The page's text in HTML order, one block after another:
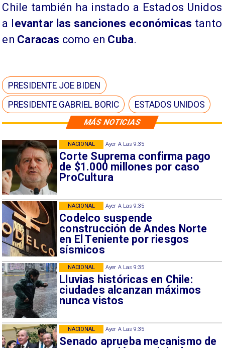
MÁS NOTICIAS
Ayer A Las 9:35
Corte Suprema confirma pago
de $1.000 millones por caso
ProCultura
NACIONAL
Ayer A Las 9:35
Codelco suspende
construcción de Andes Norte
en El Teniente por riesgos
sísmicos
NACIONAL
Ayer A Las 9:35
Lluvias históricas en Chile:
ciudades alcanzan máximos
nunca vistos
NACIONAL
Ayer A Las 9:35
Senado aprueba mecanismo de
NACIONAL
Chile también ha instado a Estados Unidos
a levantar las sanciones económicas tanto
en Caracas como en Cuba.
PRESIDENTE JOE BIDEN
PRESIDENTE GABRIEL BORIC
ESTADOS UNIDOS